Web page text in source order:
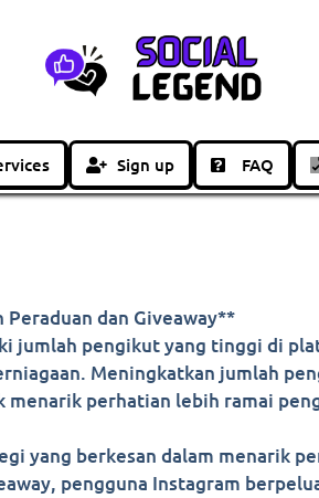
Sign up FAQ
dan Giveaway**
jumlah pengikut yang tinggi di
Meningkatkan jumlah
perhatian lebih ramai
yang berkesan dalam menarik
pengguna Instagram